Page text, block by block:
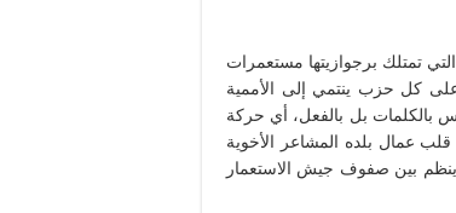
تمتلك برجوازيتها مستعمرات
كل حزب ينتمي إلى الأممية
بالكلمات بل بالفعل، أي حركة
عمال بلده المشاعر الأخوية
ينظم بين صفوف جيش الاستعمار